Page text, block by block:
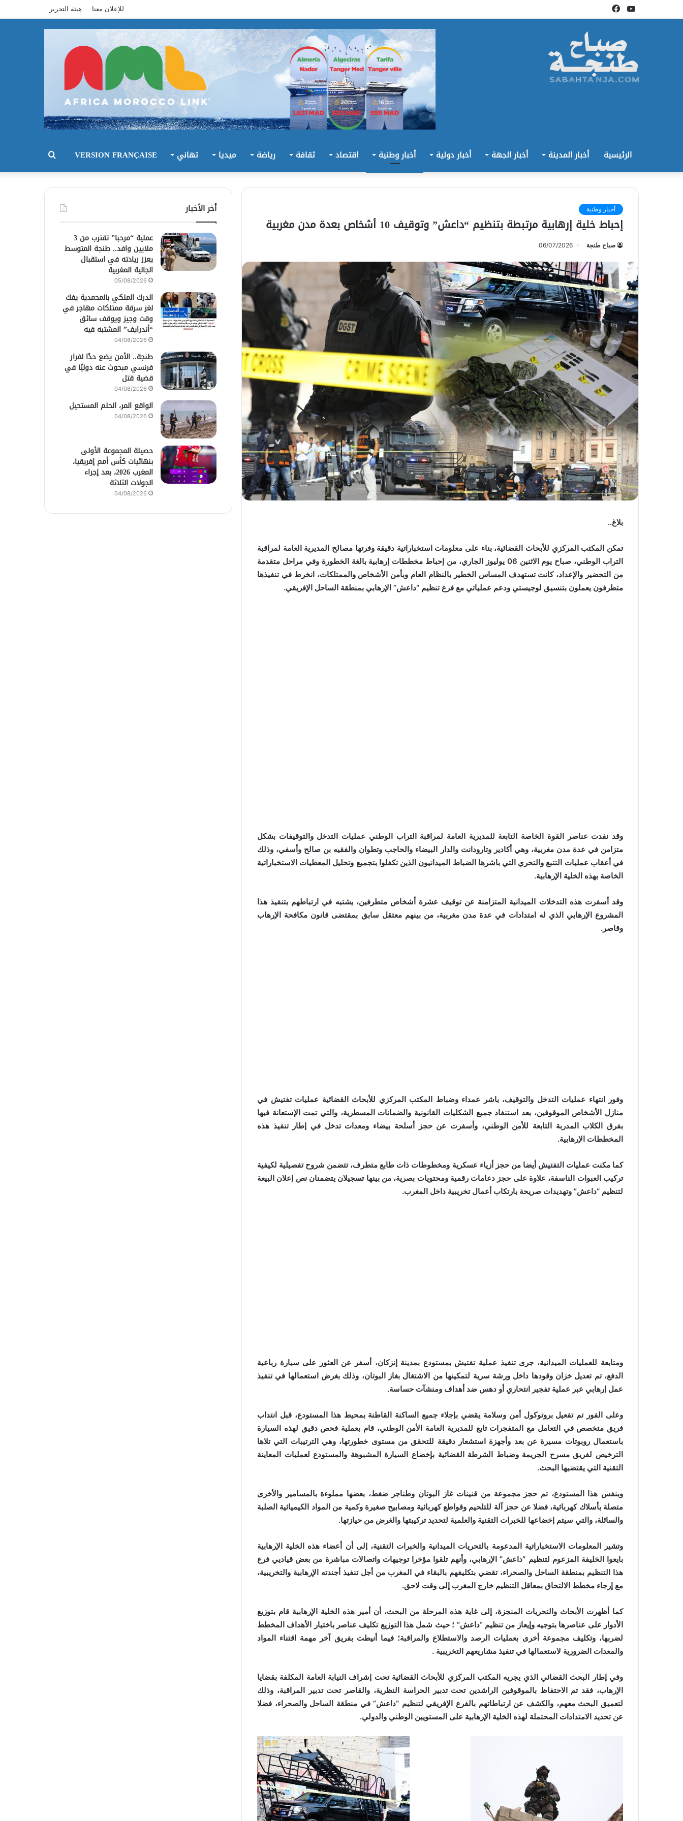
فيسبوكيوتيوب للإعلان معنا هيئة التحرير
الرئيسية أخبار المدينة أخبار الجهة أخبار دولية أخبار وطنية اقتصاد ثقافة رياضة ميديا تهاني VERSION FRANÇAISE بحث
أخبار وطنية
إحباط خلية إرهابية مرتبطة بتنظيم “داعش” وتوقيف 10 أشخاص بعدة مدن مغربية
صباح طنجة 06/07/2026
بلاغ..
تمكن المكتب المركزي للأبحاث القضائية، بناء على معلومات استخباراتية دقيقة وفرتها مصالح المديرية العامة لمراقبة
التراب الوطني، صباح يوم الاثنين 06 يوليوز الجاري، من إحباط مخططات إرهابية بالغة الخطورة وفي مراحل متقدمة
من التحضير والإعداد، كانت تستهدف المساس الخطير بالنظام العام وبأمن الأشخاص والممتلكات، انخرط في تنفيذها
متطرفون يعملون بتنسيق لوجيستي ودعم عملياتي مع فرع تنظيم “داعش” الإرهابي بمنطقة الساحل الإفريقي.
وقد نفدت عناصر القوة الخاصة التابعة للمديرية العامة لمراقبة التراب الوطني عمليات التدخل والتوقيفات بشكل
متزامن في عدة مدن مغربية، وهي أكادير وتارودانت والدار البيضاء والحاجب وتطوان والفقيه بن صالح وأسفي، وذلك
في أعقاب عمليات التتبع والتحري التي باشرها الضباط الميدانيون الذين تكفلوا بتجميع وتحليل المعطيات الاستخباراتية
الخاصة بهذه الخلية الإرهابية.
وقد أسفرت هذه التدخلات الميدانية المتزامنة عن توقيف عشرة أشخاص متطرفين، يشتبه في ارتباطهم بتنفيذ هذا
المشروع الإرهابي الذي له امتدادات في عدة مدن مغربية، من بينهم معتقل سابق بمقتضى قانون مكافحة الإرهاب
وقاصر.
وفور انتهاء عمليات التدخل والتوقيف، باشر عمداء وضباط المكتب المركزي للأبحاث القضائية عمليات تفتيش في
منازل الأشخاص الموقوفين، بعد استنفاد جميع الشكليات القانونية والضمانات المسطرية، والتي تمت الإستعانة فيها
بفرق الكلاب المدربة التابعة للأمن الوطني، وأسفرت عن حجز أسلحة بيضاء ومعدات تدخل في إطار تنفيذ هذه
المخططات الإرهابية.
كما مكنت عمليات التفتيش أيضا من حجز أزياء عسكرية ومخطوطات ذات طابع متطرف، تتضمن شروح تفصيلية لكيفية
تركيب العبوات الناسفة، علاوة على حجز دعامات رقمية ومحتويات بصرية، من بينها تسجيلان يتضمنان نص إعلان البيعة
لتنظيم “داعش” وتهديدات صريحة بارتكاب أعمال تخريبية داخل المغرب.
ومتابعة للعمليات الميدانية، جرى تنفيذ عملية تفتيش بمستودع بمدينة إنزكان، أسفر عن العثور على سيارة رباعية
الدفع، تم تعديل خزان وقودها داخل ورشة سرية لتمكينها من الاشتغال بغاز البوتان، وذلك بغرض استعمالها في تنفيذ
عمل إرهابي عبر عملية تفجير انتحاري أو دهس ضد أهداف ومنشآت حساسة.
وعلى الفور تم تفعيل بروتوكول أمن وسلامة يقضي بإجلاء جميع الساكنة القاطنة بمحيط هذا المستودع، قبل انتداب
فريق متخصص في التعامل مع المتفجرات تابع للمديرية العامة الأمن الوطني، قام بعملية فحص دقيق لهذه السيارة
باستعمال روبوتات مسيرة عن بعد وأجهزة استشعار دقيقة للتحقق من مستوى خطورتها، وهي الترتيبات التي تلاها
الترخيص لفريق مسرح الجريمة وضباط الشرطة القضائية بإخضاع السيارة المشبوهة والمستودع لعمليات المعاينة
التقنية التي يقتضيها البحث.
وبنفس هذا المستودع، تم حجز مجموعة من قنينات غاز البوتان وطناجر ضغط، بعضها مملوءة بالمسامير والأخرى
متصلة بأسلاك كهربائية، فضلا عن حجز آلة للتلحيم وقواطع كهربائية ومصابيح صغيرة وكمية من المواد الكيميائية الصلبة
والسائلة، والتي سيتم إخضاعها للخبرات التقنية والعلمية لتحديد تركيبتها والغرض من حيازتها.
وتشير المعلومات الاستخباراتية المدعومة بالتحريات الميدانية والخبرات التقنية، إلى أن أعضاء هذه الخلية الإرهابية
بايعوا الخليفة المزعوم لتنظيم “داعش” الإرهابي، وأنهم تلقوا مؤخرا توجيهات واتصالات مباشرة من بعض قياديي فرع
هذا التنظيم بمنطقة الساحل والصحراء، تقضي بتكليفهم بالبقاء في المغرب من أجل تنفيذ أجندته الإرهابية والتخريبية،
مع إرجاء مخطط الالتحاق بمعاقل التنظيم خارج المغرب إلى وقت لاحق.
كما أظهرت الأبحاث والتحريات المنجزة، إلى غاية هذه المرحلة من البحث، أن أمير هذه الخلية الإرهابية قام بتوزيع
الأدوار على عناصرها بتوجيه وإيعاز من تنظيم “داعش” ؛ حيث شمل هذا التوزيع تكليف عناصر باختيار الأهداف المخطط
لضربها، وتكليف مجموعة أخرى بعمليات الرصد والاستطلاع والمراقبة؛ فيما أنيطت بفريق آخر مهمة اقتناء المواد
والمعدات الضرورية لاستعمالها في تنفيذ مشاريعهم التخريبية .
وفي إطار البحث القضائي الذي يجريه المكتب المركزي للأبحاث القضائية تحت إشراف النيابة العامة المكلفة بقضايا
الإرهاب، فقد تم الاحتفاظ بالموقوفين الراشدين تحت تدبير الحراسة النظرية، والقاصر تحت تدبير المراقبة، وذلك
لتعميق البحث معهم، والكشف عن ارتباطاتهم بالفرع الإفريقي لتنظيم “داعش” في منطقة الساحل والصحراء، فضلا
عن تحديد الامتدادات المحتملة لهذه الخلية الإرهابية على المستويين الوطني والدولي.
أخر الأخبار
عملية “مرحبا” تقترب من 3
ملايين وافد.. طنجة المتوسط
يعزز ريادته في استقبال
الجالية المغربية
05/08/2026
الدرك الملكي بالمحمدية يفك
لغز سرقة ممتلكات مهاجر في
وقت وجيز ويوقف سائق
“أندرايف” المشتبه فيه
04/08/2026
طنجة.. الأمن يضع حدًا لفرار
فرنسي مبحوث عنه دوليًا في
قضية قتل
04/08/2026
الواقع المر، الحلم المستحيل
04/08/2026
حصيلة المجموعة الأولى
بنهائيات كأس أمم إفريقيا،
المغرب 2026، بعد إجراء
الجولات الثلاثة
04/08/2026